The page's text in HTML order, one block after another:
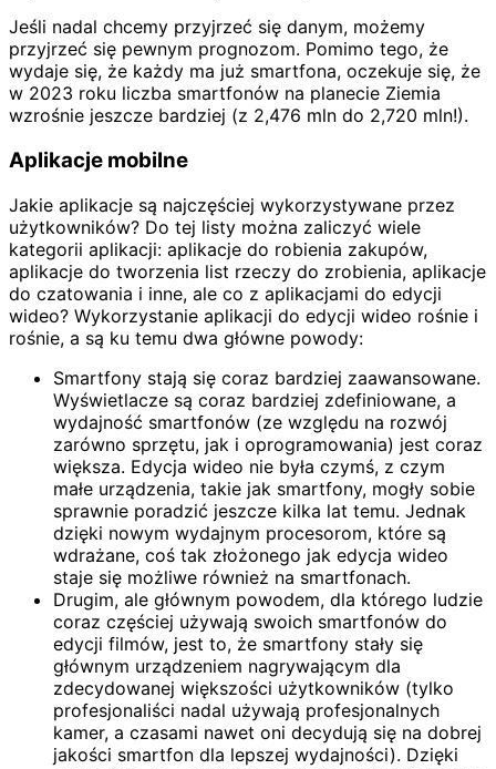
Jeśli nadal chcemy przyjrzeć się danym, możemy
przyjrzeć się pewnym prognozom. Pomimo tego, że
wydaje się, że każdy ma już smartfona, oczekuje się, że
w 2023 roku liczba smartfonów na planecie Ziemia
wzrośnie jeszcze bardziej (z 2,476 mln do 2,720 mln!).
Aplikacje mobilne
Jakie aplikacje są najczęściej wykorzystywane przez
użytkowników? Do tej listy można zaliczyć wiele
kategorii aplikacji: aplikacje do robienia zakupów,
aplikacje do tworzenia list rzeczy do zrobienia, aplikacje
do czatowania i inne, ale co z aplikacjami do edycji
wideo? Wykorzystanie aplikacji do edycji wideo rośnie i
rośnie, a są ku temu dwa główne powody:
Smartfony stają się coraz bardziej zaawansowane.
Wyświetlacze są coraz bardziej zdefiniowane, a
wydajność smartfonów (ze względu na rozwój
zarówno sprzętu, jak i oprogramowania) jest coraz
większa. Edycja wideo nie była czymś, z czym
małe urządzenia, takie jak smartfony, mogły sobie
sprawnie poradzić jeszcze kilka lat temu. Jednak
dzięki nowym wydajnym procesorom, które są
wdrażane, coś tak złożonego jak edycja wideo
staje się możliwe również na smartfonach.
Drugim, ale głównym powodem, dla którego ludzie
coraz częściej używają swoich smartfonów do
edycji filmów, jest to, że smartfony stały się
głównym urządzeniem nagrywającym dla
zdecydowanej większości użytkowników (tylko
profesjonaliści nadal używają profesjonalnych
kamer, a czasami nawet oni decydują się na dobrej
jakości smartfon dla lepszej wydajności). Dzięki